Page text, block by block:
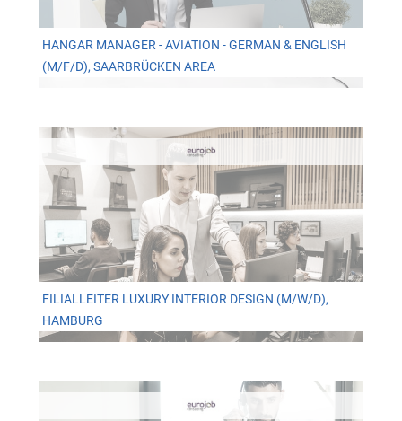
HANGAR MANAGER - AVIATION - GERMAN & ENGLISH
(M/F/D), SAARBRÜCKEN AREA
FILIALLEITER LUXURY INTERIOR DESIGN (M/W/D),
HAMBURG